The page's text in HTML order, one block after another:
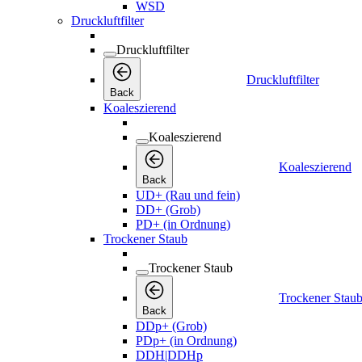
WSD
Druckluftfilter
Druckluftfilter
Back
Druckluftfilter
Koaleszierend
Koaleszierend
Back
Koaleszierend
UD+ (Rau und fein)
DD+ (Grob)
PD+ (in Ordnung)
Trockener Staub
Trockener Staub
Back
Trockener Staub
DDp+ (Grob)
PDp+ (in Ordnung)
DDH|DDHp